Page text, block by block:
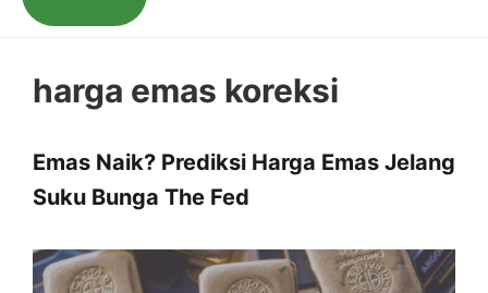
harga emas koreksi
Emas Naik? Prediksi Harga Emas Jelang
Suku Bunga The Fed